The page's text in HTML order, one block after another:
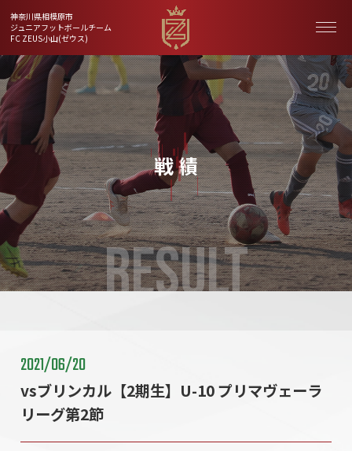
神奈川県相模原市
ジュニアフットボールチーム
FC ZEUS小山(ゼウス)
戦 績
RESULT
2021/06/20
vsブリンカル【2期生】U-10 プリマヴェーラ
リーグ第2節